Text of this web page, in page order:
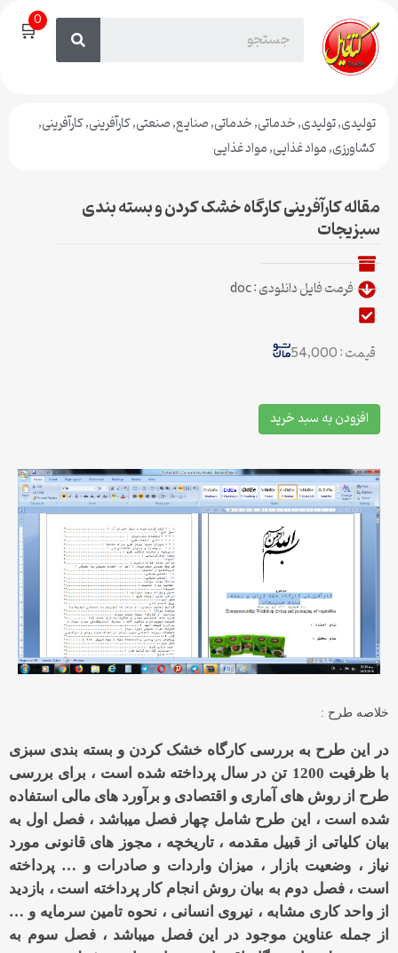
🛒0
تولیدی,تولیدی,خدماتی,خدماتی,صنایع,صنعتی,کارآفرینی,کارآفرینی,
کشاورزی,مواد غذایی,مواد غذایی
مقاله کارآفرینی کارگاه خشک کردن و بسته بندی
سبزیجات
فرمت فایل دانلودی : doc
قیمت : 54,000
افزودن به سبد خرید
خلاصه طرح :
در این طرح به بررسی کارگاه خشک کردن و بسته بندی سبزی
با ظرفیت 1200 تن در سال
پرداخته شده است ، برای بررسی
طرح از روش های آماری و اقتصادی و برآورد های مالی استفاده
شده است ، این طرح شامل چهار فصل میباشد ، فصل اول به
بیان کلیاتی از قبیل مقدمه ، تاریخچه ، مجوز های قانونی مورد
نیاز ، وضعیت بازار ، میزان واردات و صادرات و … پرداخته
است ، فصل دوم به بیان روش انجام کار پرداخته است ، بازدید
از واحد کاری مشابه ، نیروی انسانی ، نحوه تامین سرمایه و …
از جمله عناوین موجود در این فصل میباشد ، فصل سوم به